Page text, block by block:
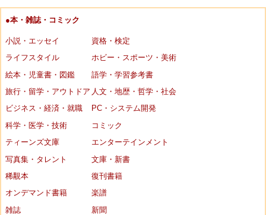
●本・雑誌・コミック
小説・エッセイ
資格・検定
ライフスタイル
ホビー・スポーツ・美術
絵本・児童書・図鑑
語学・学習参考書
旅行・留学・アウトドア 人文・地歴・哲学・社会
ビジネス・経済・就職
PC・システム開発
科学・医学・技術
コミック
ティーンズ文庫
エンターテインメント
写真集・タレント
文庫・新書
稀覯本
復刊書籍
オンデマンド書籍
楽譜
雑誌
新聞